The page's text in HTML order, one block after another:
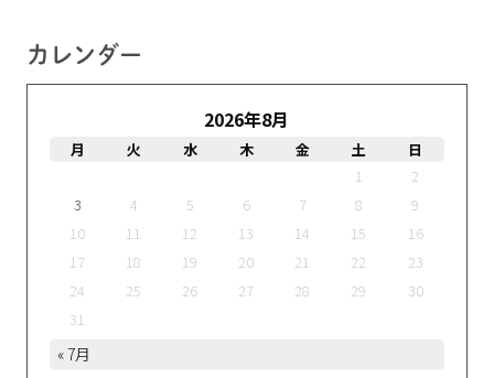
カレンダー
2026年8月
月 火 水 木 金 土
日
1
2
3
4 5 6 7 8
9
10
11 12 13 14 15
16
17
18 19 20 21 22
23
24
25 26 27 28 29
30
31
« 7月